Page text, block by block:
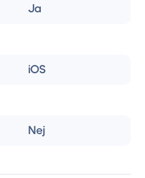
Ja
iOS
Nej